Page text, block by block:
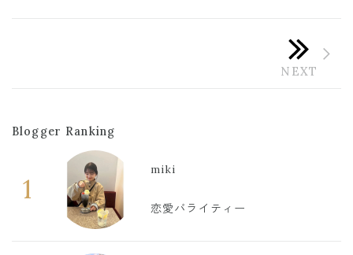
Blogger Ranking
1
miki
恋愛バライティー